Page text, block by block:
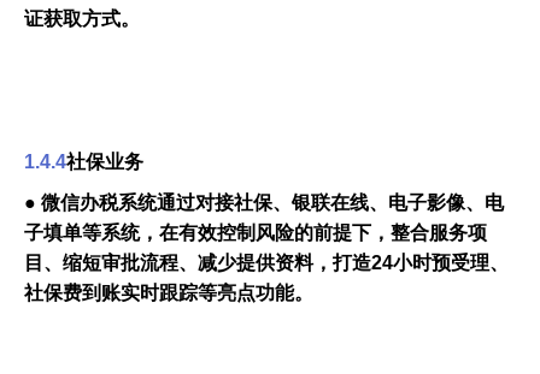
证获取方式。
1.4.4社保业务
● 微信办税系统通过对接社保、银联在线、电子影像、电
子填单等系统，在有效控制风险的前提下，整合服务项
目、缩短审批流程、减少提供资料，打造24小时预受理、
社保费到账实时跟踪等亮点功能。